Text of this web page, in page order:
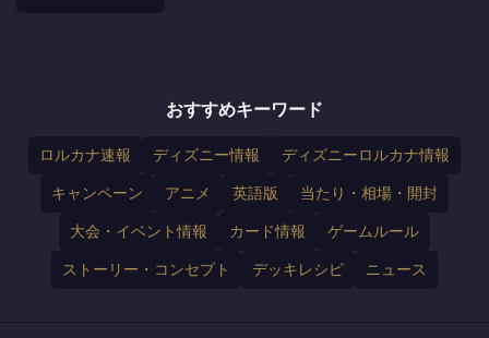
おすすめキーワード
ロルカナ速報 ディズニー情報 ディズニーロルカナ情報
キャンペーン アニメ 英語版 当たり・相場・開封
大会・イベント情報 カード情報 ゲームルール
ストーリー・コンセプト デッキレシピ ニュース